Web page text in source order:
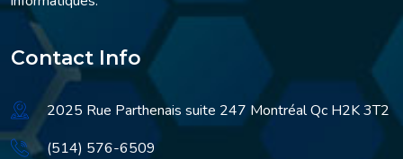
Contact Info
2025 Rue Parthenais suite 247 Montréal Qc H2K 3T2
(514) 576-6509